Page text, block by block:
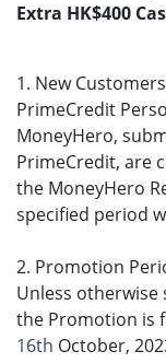
Extra HK$400
1. New
PrimeCredit
MoneyHero,
PrimeCredit, are
the MoneyHero
specified period
2. Promotion
Unless
the Promotion is
16th October,